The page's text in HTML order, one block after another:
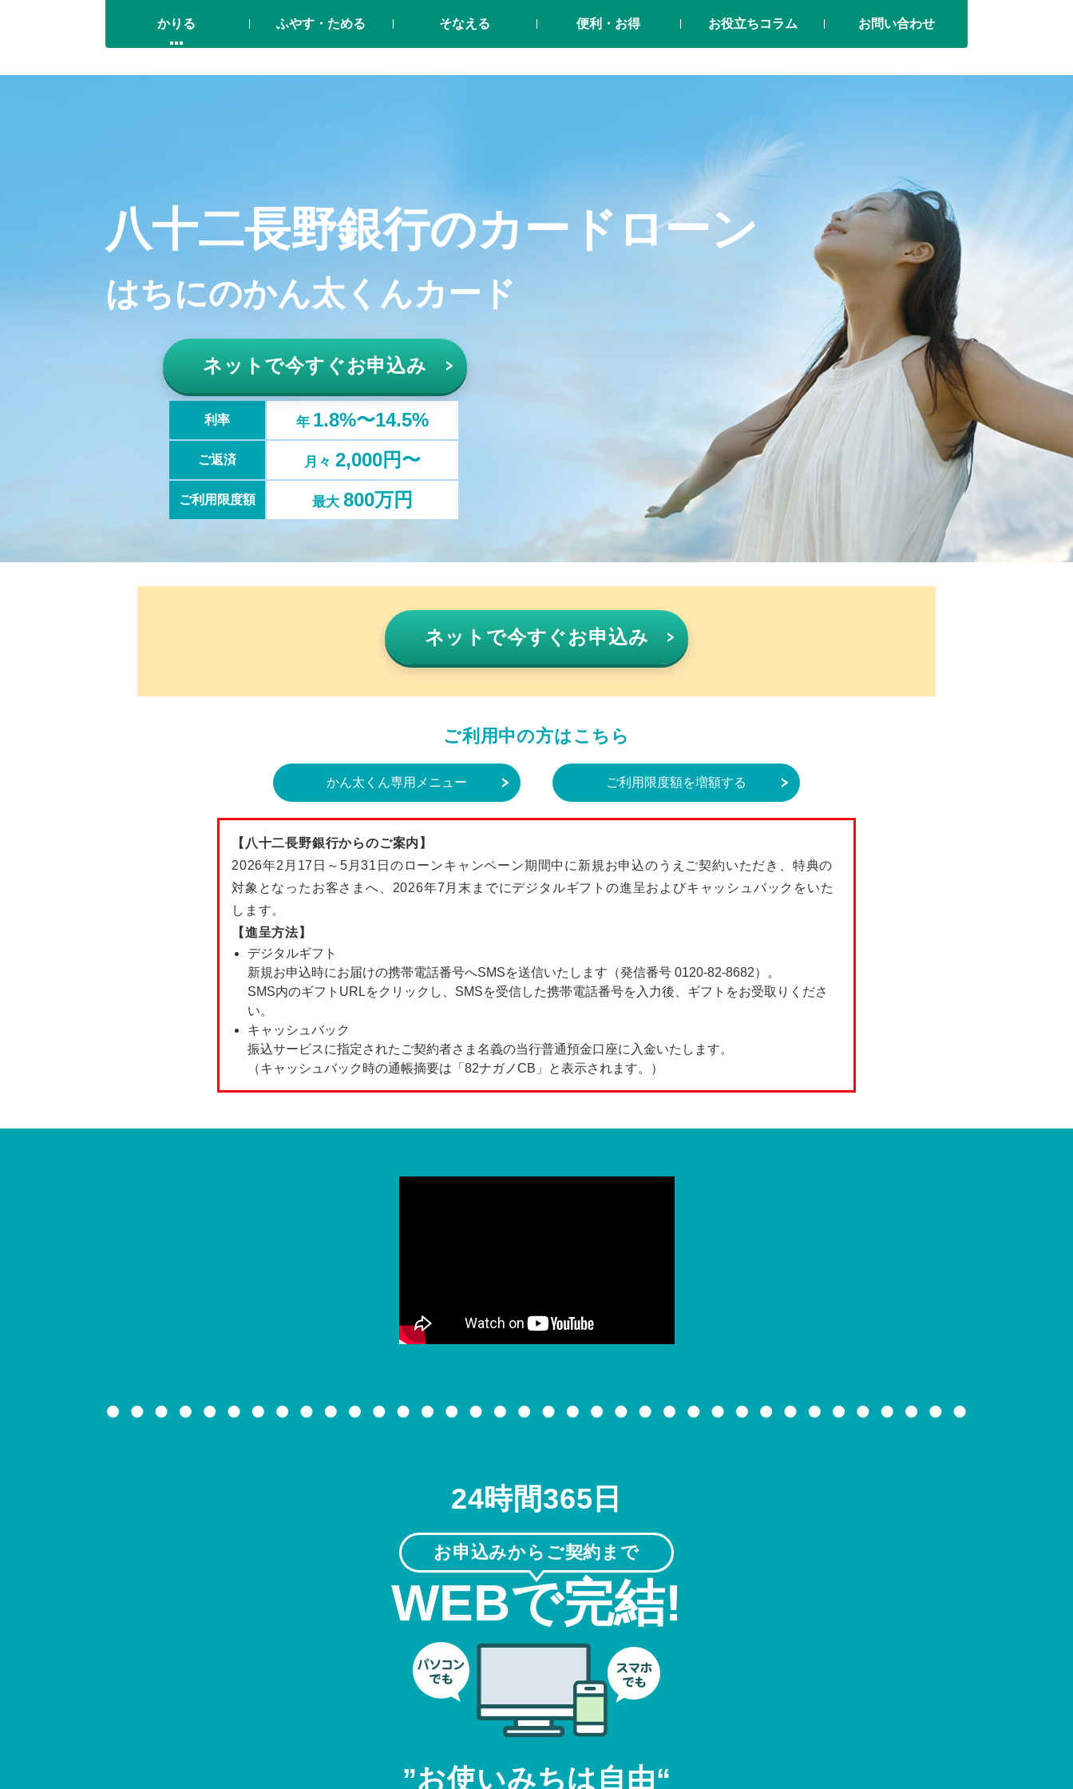
かりる ふやす・ためる そなえる 便利・お得 お役立ちコラム お問い合わせ
八十二長野銀行のカードローン
はちにのかん太くんカード
ネットで今すぐお申込み
利率 年 1.8%〜14.5%
ご返済 月々 2,000円〜
ご利用限度額 最大 800万円
ネットで今すぐお申込み
ご利用中の方はこちら
かん太くん専用メニュー ご利用限度額を増額する
【八十二長野銀行からのご案内】
2026年2月17日～5月31日のローンキャンペーン期間中に新規お申込のうえご契約いただき、特典の
対象となったお客さまへ、2026年7月末までにデジタルギフトの進呈およびキャッシュバックをいた
します。
【進呈方法】
デジタルギフト
新規お申込時にお届けの携帯電話番号へSMSを送信いたします（発信番号 0120-82-8682）。
SMS内のギフトURLをクリックし、SMSを受信した携帯電話番号を入力後、ギフトをお受取りくださ
い。
キャッシュバック
振込サービスに指定されたご契約者さま名義の当行普通預金口座に入金いたします。
（キャッシュバック時の通帳摘要は「82ナガノCB」と表示されます。）
24時間365日
お申込みからご契約まで
WEBで完結!
”お使いみちは自由“